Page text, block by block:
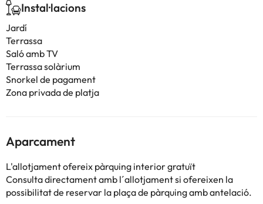
Instal·lacions
Jardí
Terrassa
Saló amb TV
Terrassa solàrium
Snorkel de pagament
Zona privada de platja
Aparcament
L'allotjament ofereix pàrquing interior gratuït
Consulta directament amb l´allotjament si ofereixen la
possibilitat de reservar la plaça de pàrquing amb antelació.